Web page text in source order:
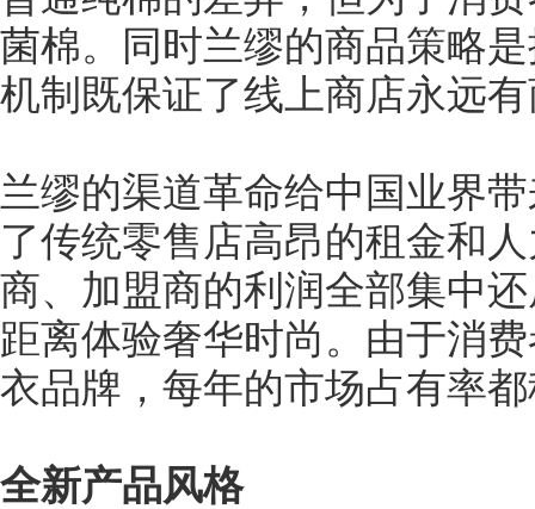
菌棉。同时兰缪的商品策略
机制既保证了线上商店永远
兰缪的渠道革命给中国业界
了传统零售店高昂的租金和
商、加盟商的利润全部集中
距离体验奢华时尚。由于消
衣品牌，每年的市场占有率
全新产品风格